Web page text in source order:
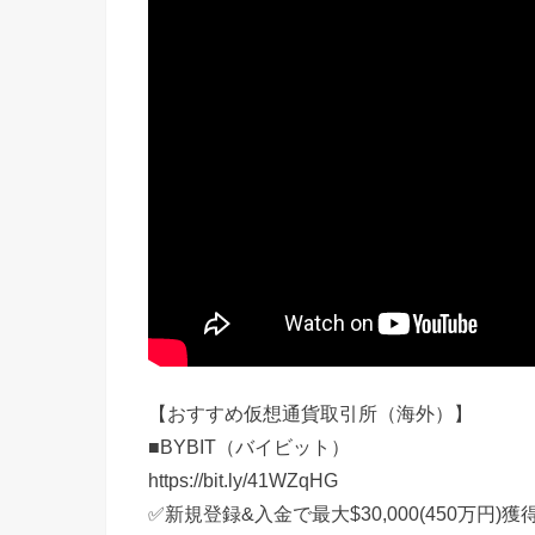
【おすすめ仮想通貨取引所（海外）】
■BYBIT（バイビット）
https://bit.ly/41WZqHG
✅新規登録&入金で最大$30,000(450万円)獲